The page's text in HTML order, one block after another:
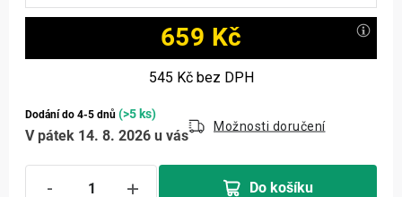
659 Kč
545 Kčbez DPH
Dodání do 4-5 dnů (>5 ks)
V pátek 14. 8. 2026 u vás
Možnosti doručení
Do košíku